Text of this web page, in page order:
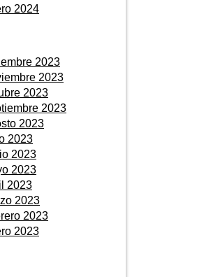
2024
2023
2023
2023
2023
2023
2023
2023
2023
2023
2023
2023
2023